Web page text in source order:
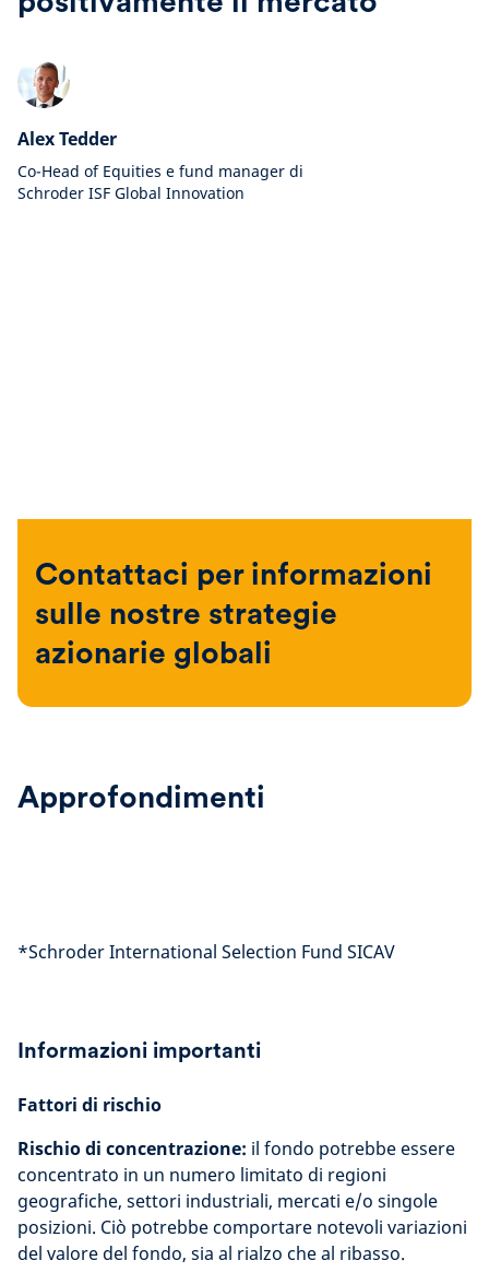
Alex Tedder
Co-Head of Equities e fund manager di
Schroder ISF Global Innovation
Contattaci per informazioni
sulle nostre strategie
azionarie globali
Approfondimenti
*Schroder International Selection Fund SICAV
Informazioni importanti
Fattori di rischio
Rischio di concentrazione: il fondo potrebbe essere
concentrato in un numero limitato di regioni
geografiche, settori industriali, mercati e/o singole
posizioni. Ciò potrebbe comportare notevoli variazioni
del valore del fondo, sia al rialzo che al ribasso.